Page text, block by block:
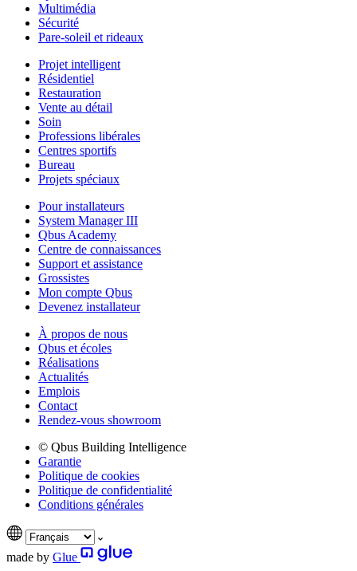
Multimédia
Sécurité
Pare-soleil et rideaux
Projet intelligent
Résidentiel
Restauration
Vente au détail
Soin
Professions libérales
Centres sportifs
Bureau
Projets spéciaux
Pour installateurs
System Manager III
Qbus Academy
Centre de connaissances
Support et assistance
Grossistes
Mon compte Qbus
Devenez installateur
À propos de nous
Qbus et écoles
Réalisations
Actualités
Emplois
Contact
Rendez-vous showroom
© Qbus Building Intelligence
Garantie
Politique de cookies
Politique de confidentialité
Conditions générales
made by Glue